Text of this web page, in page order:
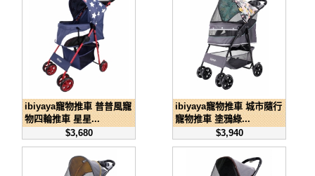
ibiyaya寵物推車 普普風寵
物四輪推車 星星...
$3,680
ibiyaya寵物推車 城市隨行
寵物推車 塗鴉綠...
$3,940